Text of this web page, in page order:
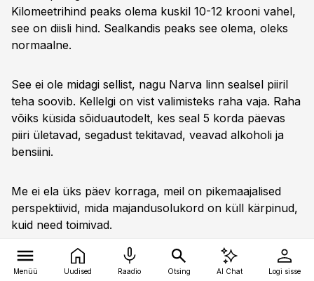
See ei ole midagi sellist, nagu Narva linn sealsel piiril
teha soovib. Kellelgi on vist valimisteks raha vaja. Raha
võiks küsida sõiduautodelt, kes seal 5 korda päevas
piiri ületavad, segadust tekitavad, veavad alkoholi ja
bensiini.
Me ei ela üks päev korraga, meil on pikemaajalised
perspektiivid, mida majandusolukord on küll kärpinud,
kuid need toimivad.
Menüü Uudised Raadio Otsing AI Chat Logi sisse